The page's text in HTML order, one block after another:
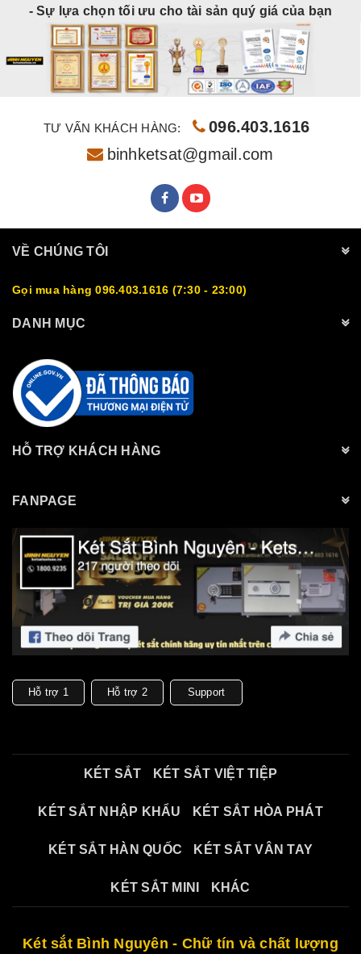
- Sự lựa chọn tối ưu cho tài sản quý giá của bạn
TƯ VẤN KHÁCH HÀNG:
096.403.1616
binhketsat@gmail.com
VỀ CHÚNG TÔI
Gọi mua hàng 096.403.1616 (7:30 - 23:00)
DANH MỤC
HỖ TRỢ KHÁCH HÀNG
FANPAGE
Hỗ trợ 1 Hỗ trợ 2 Support
KÉT SẮT KÉT SẮT VIỆT TIỆP
KÉT SẮT NHẬP KHẨU KÉT SẮT HÒA PHÁT
KÉT SẮT HÀN QUỐC KÉT SẮT VÂN TAY
KÉT SẮT MINI KHÁC
Két sắt Bình Nguyên - Chữ tín và chất lượng